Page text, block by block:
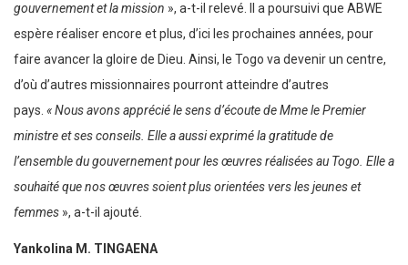
gouvernement et la mission », a-t-il relevé. Il a poursuivi que ABWE
espère réaliser encore et plus, d’ici les prochaines années, pour
faire avancer la gloire de Dieu. Ainsi, le Togo va devenir un centre,
d’où d’autres missionnaires pourront atteindre d’autres
pays. « Nous avons apprécié le sens d’écoute de Mme le Premier
ministre et ses conseils. Elle a aussi exprimé la gratitude de
l’ensemble du gouvernement pour les œuvres réalisées au Togo. Elle a
souhaité que nos œuvres soient plus orientées vers les jeunes et
femmes », a-t-il ajouté.
Yankolina M. TINGAENA